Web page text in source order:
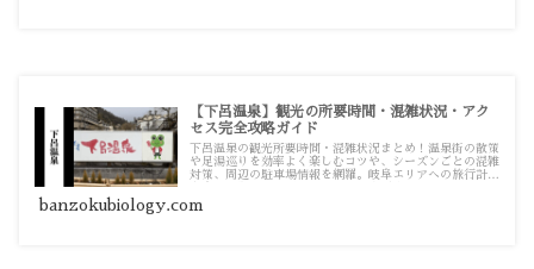
【下呂温泉】観光の所要時間・混雑状況・アク
セス完全攻略ガイド
下呂温泉の観光所要時間・混雑状況まとめ！温泉街の散策
や足湯巡りを効率よく楽しむコツや、シーズンごとの混雑
対策、周辺の駐車場情報を網羅。岐阜エリアへの旅行計画
banzokubiology.com